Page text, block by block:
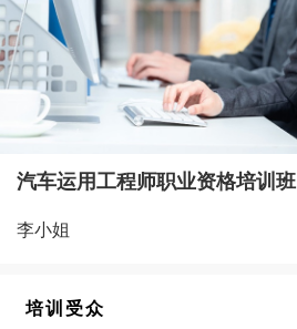
汽车运用工程师职业资格培训班
李小姐
培训受众